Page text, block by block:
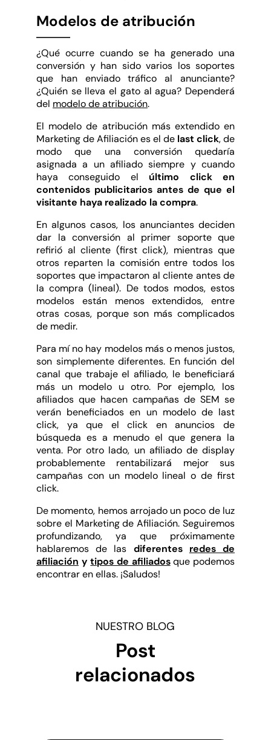
Modelos de atribución
¿Qué ocurre cuando se ha generado una
conversión y han sido varios los soportes
que han enviado tráfico al anunciante?
¿Quién se lleva el gato al agua? Dependerá
del modelo de atribución.
El modelo de atribución más extendido en
Marketing de Afiliación es el de last click, de
modo que una conversión quedaría
asignada a un afiliado siempre y cuando
haya conseguido elúltimo click en
contenidos publicitarios antes de que el
visitante haya realizado la compra.
En algunos casos, los anunciantes deciden
dar la conversión al primer soporte que
refirió al cliente (first click), mientras que
otros reparten la comisión entre todos los
soportes que impactaron al cliente antes de
la compra (lineal). De todos modos, estos
modelos están menos extendidos, entre
otras cosas, porque son más complicados
de medir.
Para mí no hay modelos más o menos justos,
son simplemente diferentes. En función del
canal que trabaje el afiliado, le beneficiará
más un modelo u otro. Por ejemplo, los
afiliados que hacen campañas de SEM se
verán beneficiados en un modelo de last
click, ya que el click en anuncios de
búsqueda es a menudo el que genera la
venta. Por otro lado, un afiliado de display
probablemente rentabilizará mejor sus
campañas con un modelo lineal o de first
click.
De momento, hemos arrojado un poco de luz
sobre el Marketing de Afiliación. Seguiremos
profundizando, ya que próximamente
hablaremos de las diferentes redes de
afiliación ytipos de afiliadosque podemos
encontrar en ellas. ¡Saludos!
NUESTRO BLOG
Post
relacionados